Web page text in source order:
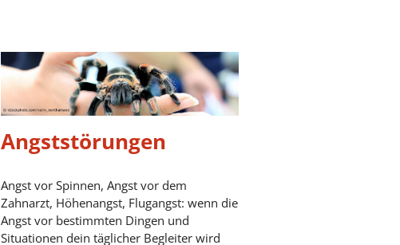
Angststörungen
Angst vor Spinnen, Angst vor dem
Zahnarzt, Höhenangst, Flugangst: wenn die
Angst vor bestimmten Dingen und
Situationen dein täglicher Begleiter wird